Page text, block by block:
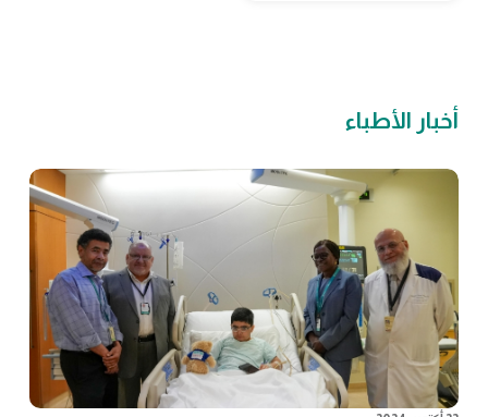
أخبار الأطباء